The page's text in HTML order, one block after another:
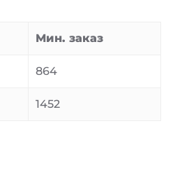
Мин. заказ
864
1452